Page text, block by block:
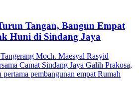
Tangan, Bangun Empat
Huni di Sindang Jaya
Moch. Maesyal Rasyid
Camat Sindang Jaya Galih Prakosa,
pembangunan empat Rumah